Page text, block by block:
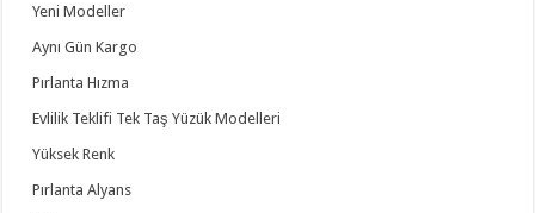
Yeni Modeller
Aynı Gün Kargo
Pırlanta Hızma
Evlilik Teklifi Tek Taş Yüzük Modelleri
Yüksek Renk
Pırlanta Alyans